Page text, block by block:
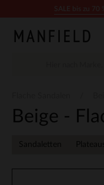
Beige -
Sandaletten